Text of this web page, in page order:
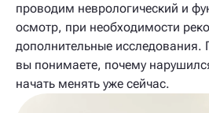
проводим неврологический и
осмотр, при необходимости
дополнительные исследования.
вы понимаете, почему
начать менять уже сейчас.